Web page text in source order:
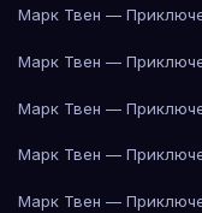
Марк Твен —
Марк Твен —
Марк Твен —
Марк Твен —
Марк Твен —